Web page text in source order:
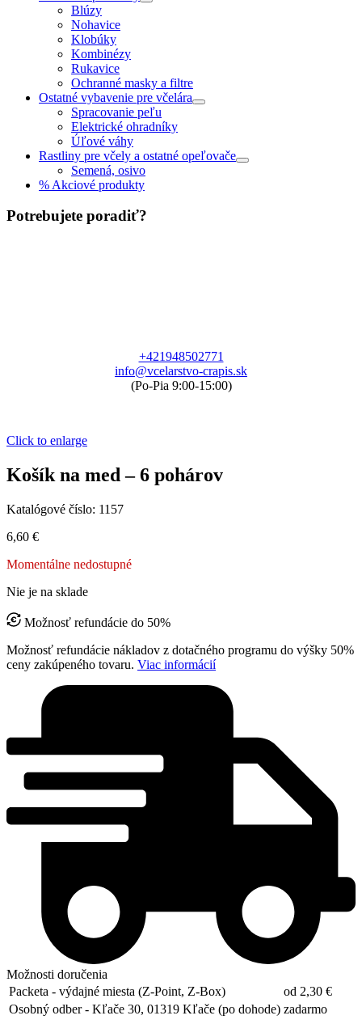
Blúzy
Nohavice
Klobúky
Kombinézy
Rukavice
Ochranné masky a filtre
Ostatné vybavenie pre včelára
Spracovanie peľu
Elektrické ohradníky
Úľové váhy
Rastliny pre včely a ostatné opeľovače
Semená, osivo
% Akciové produkty
Potrebujete poradiť?
+421948502771
info@vcelarstvo-crapis.sk
(Po-Pia 9:00-15:00)
Click to enlarge
Košík na med – 6 pohárov
Katalógové číslo: 1157
6,60 €
Momentálne nedostupné
Nie je na sklade
Možnosť refundácie do 50%
Možnosť refundácie nákladov z dotačného programu do výšky 50%
ceny zakúpeného tovaru. Viac informácií
Možnosti doručenia
Packeta - výdajné miesta (Z-Point, Z-Box)
od 2,30 €
Osobný odber - Kľače 30, 01319 Kľače (po dohode) zadarmo